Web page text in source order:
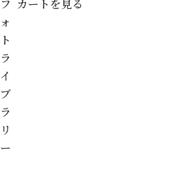
フ
ォ
ト
ラ
イ
ブ
ラ
リ
ー
カートを見る